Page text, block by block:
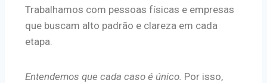
Trabalhamos com pessoas físicas e empresas
que buscam alto padrão e clareza em cada
etapa.
Entendemos que cada caso é único. Por isso,